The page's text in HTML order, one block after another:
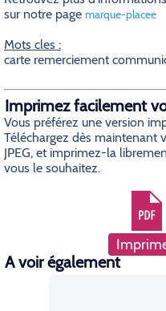
sur notre page marque-placee
Mots cles :
carte remerciement
Imprimez facilement
Vous préférez une version
Téléchargez dès maintenant
JPEG, et imprimez-la
vous le souhaitez.
A voir également